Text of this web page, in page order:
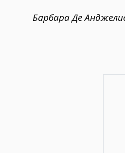
Барбара Де